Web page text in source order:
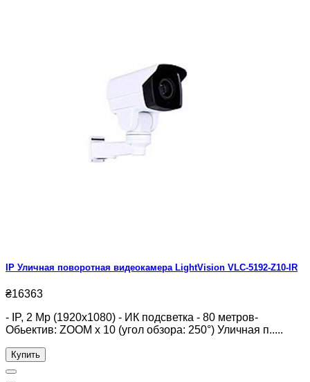
IP Уличная поворотная видеокамера LightVision VLC-5192-Z10-IR
₴16363
- IP, 2 Mp (1920x1080) - ИК подсветка - 80 метров-
Обьектив: ZOOM x 10 (угол обзора: 250°) Уличная п.....
Купить